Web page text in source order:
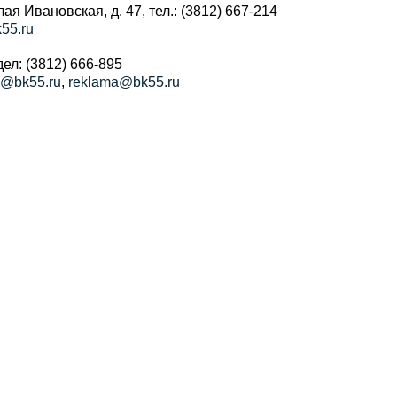
Ивановская, д. 47, тел.: (3812) 667-214
(3812) 666-895
, reklama@bk55.ru